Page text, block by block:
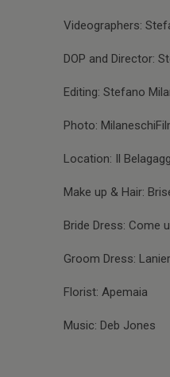
Videographers:
DOP and Director:
Editing: Stefano
Photo:
Location: Il
Make up & Hair:
Bride Dress: Come
Groom Dress:
Florist: Apemaia
Music: Deb Jones